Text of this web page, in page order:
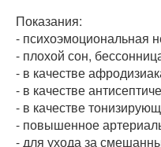
Показания:
- психоэмоциональная
- плохой сон,
- в качестве
- в качестве
- в качестве
- повышенное
- для ухода за